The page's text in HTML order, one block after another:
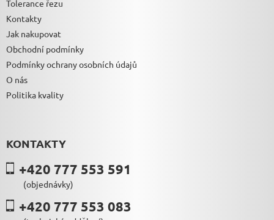
Tolerance řezu
Kontakty
Jak nakupovat
Obchodní podmínky
Podmínky ochrany osobních údajů
O nás
Politika kvality
KONTAKTY
+420 777 553 591
(objednávky)
+420 777 553 083